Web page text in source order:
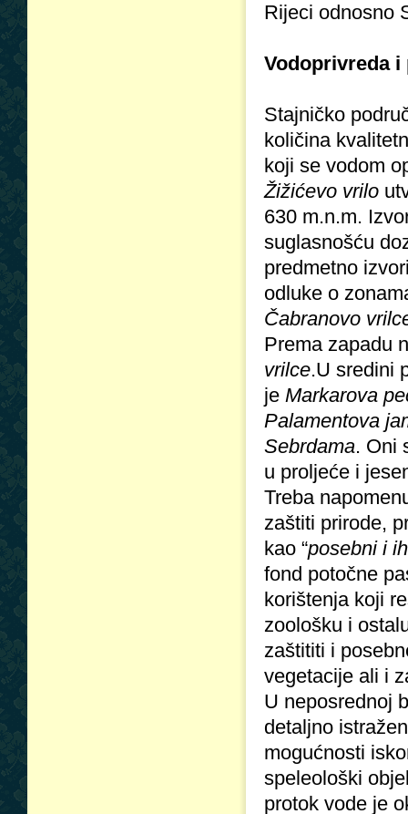
Rijeci odnosno
Vodoprivreda
Stajničko
količina
koji se vodom
Žižićevo vrilo
630 m.n.m.
suglasnošću
predmetno
odluke o
Čabranovo
Prema zapadu
vrilce.U sredini
je Markarova
Palamentova
Sebrdama. Oni
u proljeće i
Treba
zaštiti prirode,
kao “posebni i
fond potočne
korištenja koji
zoološku i
zaštititi i
vegetacije ali i
U neposrednoj
detaljno
mogućnosti
speleološki
protok vode je